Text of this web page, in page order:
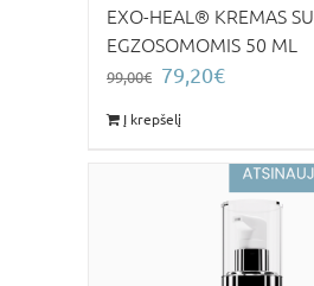
EXO-HEAL® KREMAS SU
EGZOSOMOMIS 50 ML
99,00€
Original
was:
79,20€Current
Į krepšelį